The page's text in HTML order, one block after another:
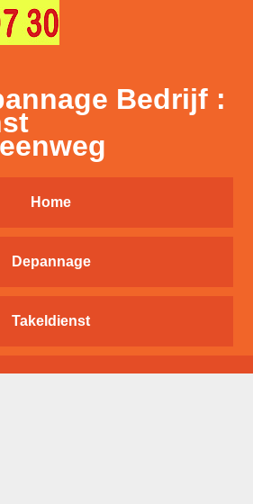
Bedrijf :
Home
Depannage
Takeldienst